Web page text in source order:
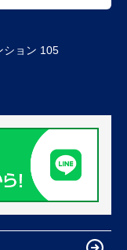
ション 105